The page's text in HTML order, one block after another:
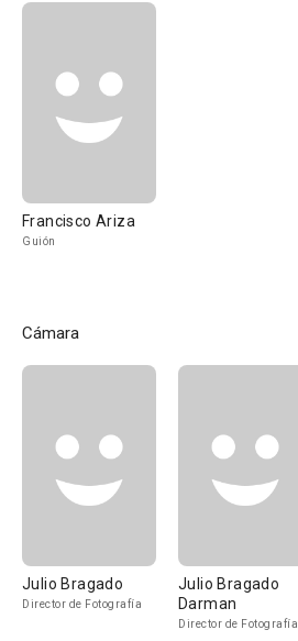
Francisco Ariza
Guión
Cámara
Julio Bragado
Director de Fotografía
Julio Bragado
Darman
Director de Fotografía